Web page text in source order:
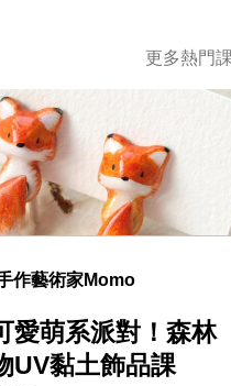
更多熱門
作藝術家Momo
愛萌系派對！森林
UV黏土飾品課